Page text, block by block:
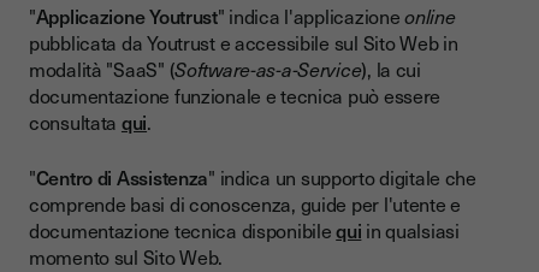
"Applicazione Youtrust" indica l'applicazioneonline
pubblicata da Youtrust e accessibile sul Sito Web in
modalità "SaaS" (Software-as-a-Service), la cui
documentazione funzionale e tecnica può essere
consultata qui.
"Centro di Assistenza" indica un supporto digitale che
comprende basi di conoscenza, guide per l'utente e
documentazione tecnica disponibilequi in qualsiasi
momento sul Sito Web.